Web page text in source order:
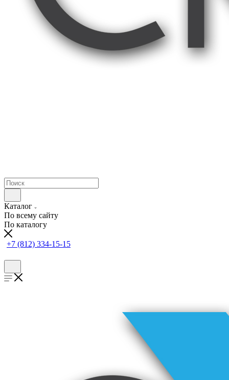
Каталог
По всему сайту
По каталогу
+7 (812) 334-15-15